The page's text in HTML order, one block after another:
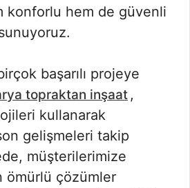
konforlu hem de güvenli
başarılı projeye
topraktan inşaat ,
kullanarak
gelişmeleri takip
müşterilerimize
ömürlü çözümler